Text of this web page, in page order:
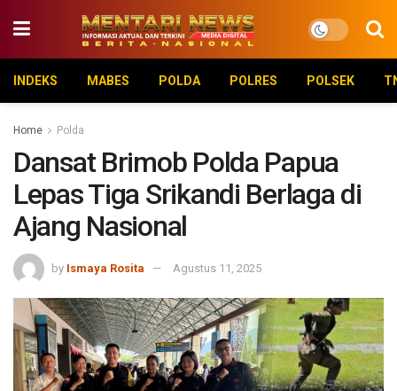
INDEKS MABES POLDA POLRES POLSEK
Home Polda
Dansat Brimob Polda Papua
Lepas Tiga Srikandi Berlaga di
Ajang Nasional
by Ismaya Rosita Agustus 11, 2025